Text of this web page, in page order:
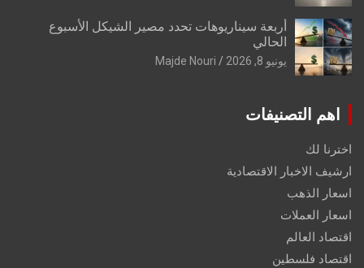
أربعة سيناريوهات تحدد مصير الشيكل الأسبوع
الحالي
يونيو 8, 2026 Majde Nouri
اهم التصنيفات
اخترنا لك
ارشيف الاخبار الاقتصادية
اسعار الذهب
اسعار العملات
اقتصاد العالم
اقتصاد فلسطين